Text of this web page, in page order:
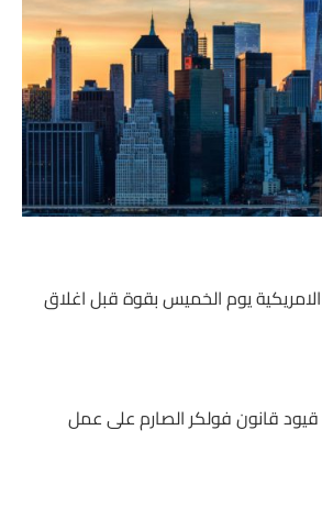
يوم الخميس بقوة قبل اغلاق
قانون فولكر الصارم على عمل